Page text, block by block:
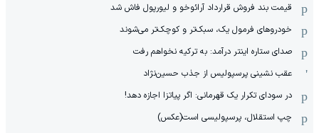
قیمت بند فروش قرارداد آرائوخو و لیورپول فاش شد
خودروهای فرمول یک، سبک‌تر و کوچک‌تر می‌شوند
صدای ستاره اینتر درآمد: به ترکیه نخواهم رفت
عقب نشینی پرسپولیس از جذب حسین‌نژاد
در سودای تکرار یک قهرمانی: اگر پیاتزا اجازه دهد!
چپ استقلال، پرسپولیسی است(عکس)